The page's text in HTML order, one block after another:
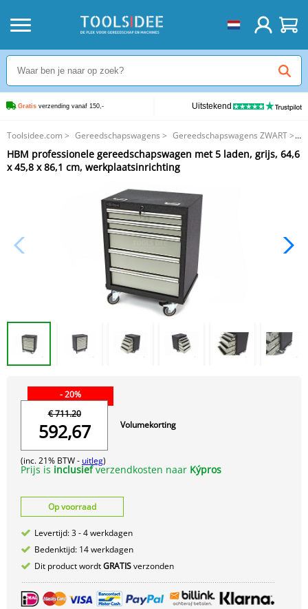
Gratis verzending vanaf 150,- Uitstekend
Toolsidee.com > Gereedschapswagens > Gereedschapswagens ZWART>
HBM professionele gereedschapswagen met 5 laden, grijs, 64,6 x 45,8 x
86,1 cm, werkplaatsinrichting
HBM professionele gereedschapswagen met 5 laden, grijs, 64,6
x 45,8 x 86,1 cm, werkplaatsinrichting
- 20%
€ 711.20
592,67
(inc. 21% BTW - uitleg)
Volumekorting
Prijs is inclusiefverzendkosten naar Kýpros
Op voorraad
Levertijd: 3 - 4 werkdagen
Bedenktijd: 14 werkdagen
Dit product wordtGRATISverzonden